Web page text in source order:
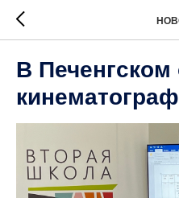
В Печенгском